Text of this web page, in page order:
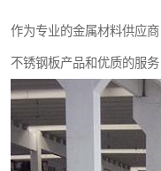
作为专业的金属材料供应
不锈钢板产品和优质的服务